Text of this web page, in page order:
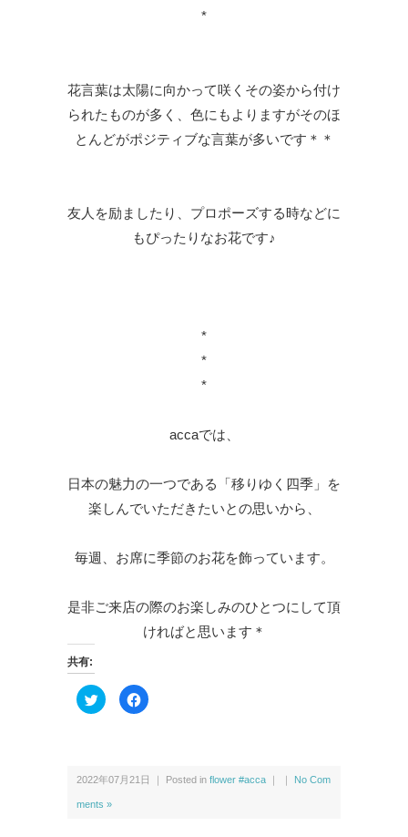
*
花言葉は太陽に向かって咲くその姿から付け
られたものが多く、色にもよりますがそのほ
とんどがポジティブな言葉が多いです＊＊
友人を励ましたり、プロポーズする時などに
もぴったりなお花です♪
*
*
*
accaでは、
日本の魅力の一つである「移りゆく四季」を
楽しんでいただきたいとの思いから、
毎週、お席に季節のお花を飾っています。
是非ご来店の際のお楽しみのひとつにして頂
ければと思います＊
共有:
ク
リ
w
i
t
F
a
k
で
2022年07月21日 ｜ Posted in flower #acca ｜ ｜ No Com
ments »